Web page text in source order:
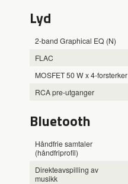
Lyd
2-band Graphical EQ (N)
FLAC
MOSFET 50 W x 4-forsterker
RCA pre-utganger
Bluetooth
Håndfrie samtaler
(håndfriprofil)
Direkteavspilling av
musikk